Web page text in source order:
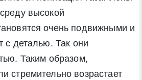
высокой
очень подвижными и
с деталью. Так они
Таким образом,
стремительно возрастает